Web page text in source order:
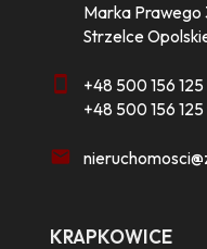
Marka Prawego
Strzelce
+48 500 156
+48 500 156
KRAPKOWICE